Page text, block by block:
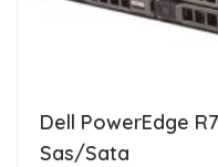
Dell PowerEdge
Sas/Sata